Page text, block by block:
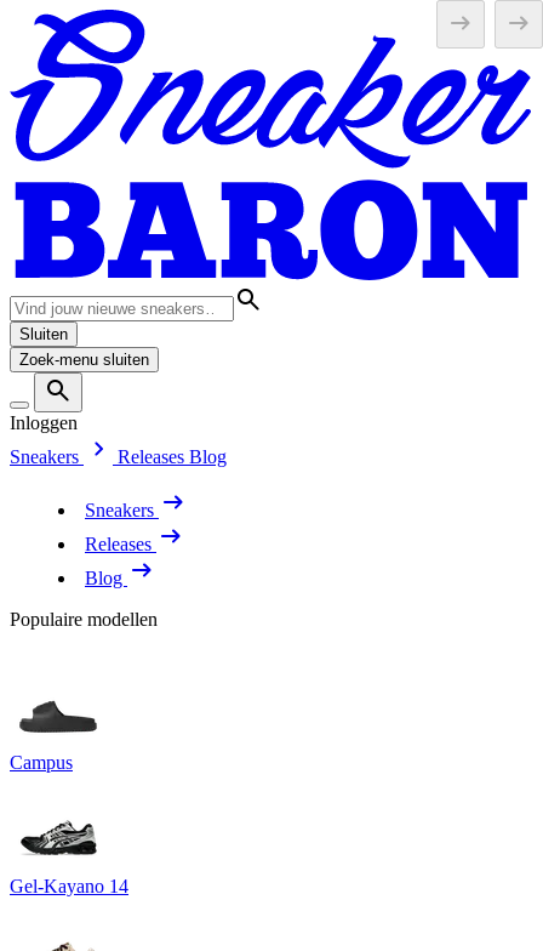
Sluiten
Zoek-menu sluiten
Inloggen
Sneakers
Releases Blog
Sneakers
Releases
Blog
Populaire modellen
Campus
Gel-Kayano 14